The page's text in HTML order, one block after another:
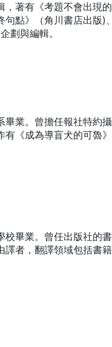
，著有《考題不會出現
句點》（角川書店出版)
劃與編輯。
畢業。曾擔任報社特約
有《成為導盲犬的可魯
校畢業。曾任出版社的
譯者，翻譯領域包括書